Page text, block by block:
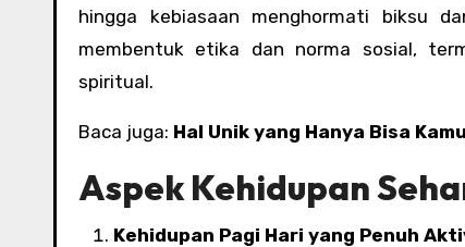
hingga kebiasaan menghormati biksu
membentuk etika dan norma sosial,
spiritual.
Baca juga: Hal Unik yang Hanya Bisa
Aspek Kehidupan
Kehidupan Pagi Hari yang Penuh